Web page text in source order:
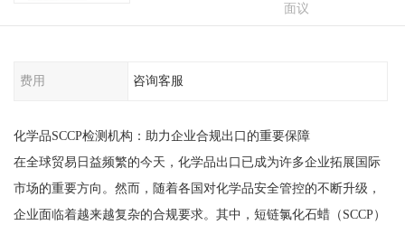
面议
费用 咨询客服
化学品SCCP检测机构：助力企业合规出口的重要保障
在全球贸易日益频繁的今天，化学品出口已成为许多企业拓展国际
市场的重要方向。然而，随着各国对化学品安全管控的不断升级，
企业面临着越来越复杂的合规要求。其中，短链氯化石蜡（SCCP）